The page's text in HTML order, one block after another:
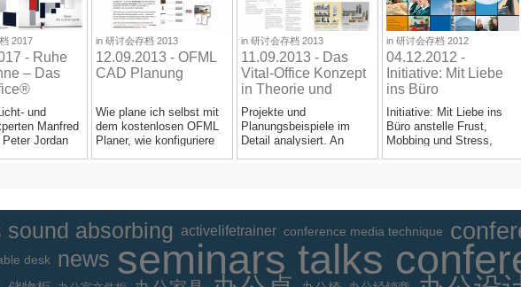
2017
- Ruhe
– Das
Hamburg
und
Manfred
Peter Jordan
/a>
in 研讨会存档 2013
12.09.2013 - OFML
CAD Planung
Wie plane ich selbst mit
dem kostenlosen OFML
Planer, wie konfiguriere
/a>
in 研讨会存档 2013
11.09.2013 - Das
Vital-Office Konzept
in Theorie und
Praxis
Projekte und
Planungsbeispiele im
Detail analysiert. An
/a>
in 研讨会存档 2012
04.12.2012 -
Initiative: Mit Liebe
ins Büro
Initiative: Mit Liebe ins
Büro anstelle Frust,
Mobbing und Stress,
sound absorbing activelifetrainer conference media technique
desk news seminars talks